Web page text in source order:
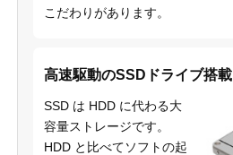
こだわりがあります。
高速駆動のSSDドライブ搭載
SSD は HDD に代わる大
容量ストレージです。
HDD と比べてソフトの起